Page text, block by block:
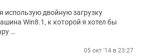
использую двойную загрузку
Win8.1, к которой я хотел бы
…
05 окт '14 в 23:27